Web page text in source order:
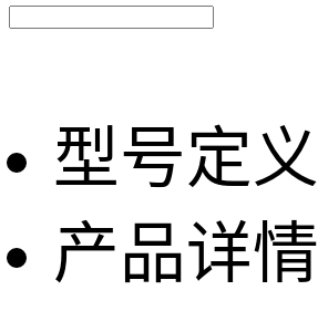
型号定义
产品详情